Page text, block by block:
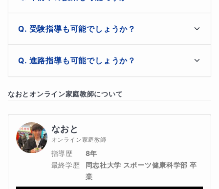
ブが消え、さらにテストも良い結果が出たことで自信になり、得
大人になったようでした。自己肯定感でここまで変わるのかと私
オンライン授業では、お子さんの手元が見えなかったり、反応が
きてしまったり、理解度が不透明になるリスクがあります。💻
そこで、ダイアログ指導を導入し、私が説明したことをお子さん
にも口で説明してもらいます。これにより、理解度を深めると同
時に、理解度を測ることもできます。授業は先生が一方的に話す
合った参考書を私から提案することもできます。
私に枠の空きがあればもちろん対応可能です！
受験指導も可能でしょうか？
不登校サポートだけでなく、受験指導経験も豊富です。
是非お任せください！
進路指導も可能でしょうか？
是非お任せください！
なおとオンライン家庭教師について
なおと
オンライン家庭教師
指導歴
8年
最終学歴
同志社大学 スポーツ健康科学部 卒
業